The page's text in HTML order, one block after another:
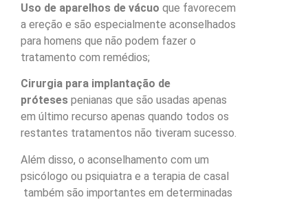
Uso de aparelhos de vácuo que favorecem
a ereção e são especialmente aconselhados
para homens que não podem fazer o
tratamento com remédios;
Cirurgia para implantação de
próteses penianas que são usadas apenas
em último recurso apenas quando todos os
restantes tratamentos não tiveram sucesso.
Além disso, o aconselhamento com um
psicólogo ou psiquiatra e a terapia de casal
também são importantes em determinadas